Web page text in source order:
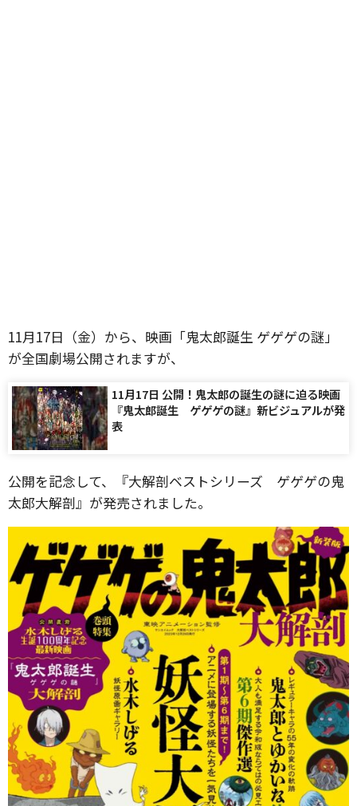
11月17日（金）から、映画「鬼太郎誕生 ゲゲゲの謎」
が全国劇場公開されますが、
11月17日 公開！鬼太郎の誕生の謎に迫る映画
『鬼太郎誕生 ゲゲゲの謎』新ビジュアルが発
表
公開を記念して、『大解剖ベストシリーズ ゲゲゲの鬼
太郎大解剖』が発売されました。